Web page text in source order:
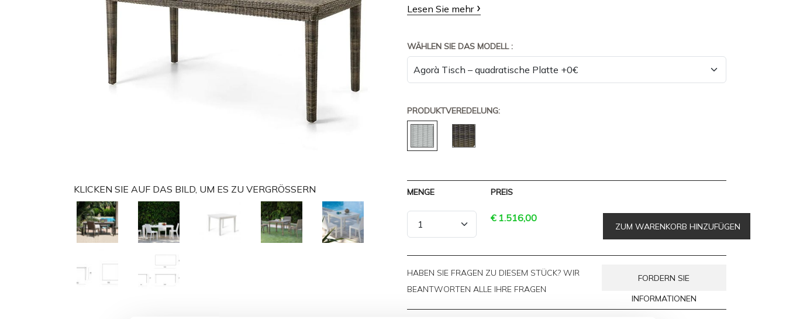
KLICKEN SIE AUF DAS BILD, UM ES ZU VERGRÖSSERN
Lesen Sie mehr
WÄHLEN SIE DAS MODELL :
PRODUKTVEREDELUNG:
MENGE PREIS
€ 1.516,00
ZUM WARENKORB HINZUFÜGEN
HABEN SIE FRAGEN ZU DIESEM STÜCK? WIR
BEANTWORTEN ALLE IHRE FRAGEN
FORDERN SIE
INFORMATIONEN